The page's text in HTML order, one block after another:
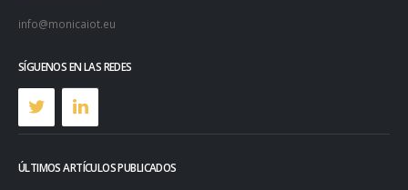
info@monicaiot.eu
SÍGUENOS EN LAS REDES
ÚLTIMOS ARTÍCULOS PUBLICADOS